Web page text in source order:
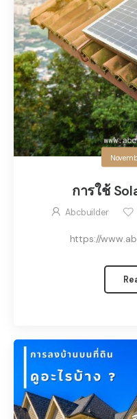
การใช้
Abcbuilder
https://